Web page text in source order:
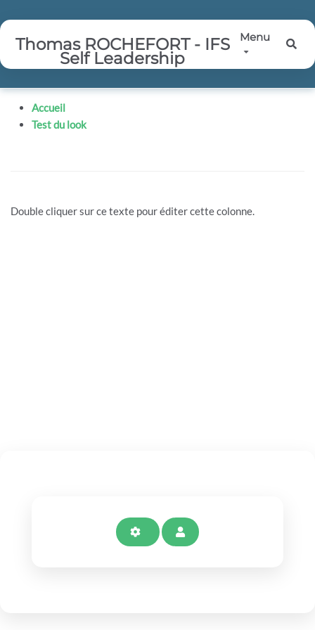
Thomas ROCHEFORT - IFS
Self Leadership
Menu
Accueil
Test du look
Double cliquer sur ce texte pour éditer cette colonne.